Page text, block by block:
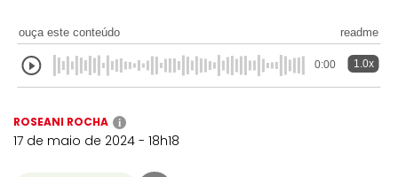
ouça este conteúdo readme
0:00 1.0x
ROSEANI ROCHA i
17 de maio de 2024 - 18h18